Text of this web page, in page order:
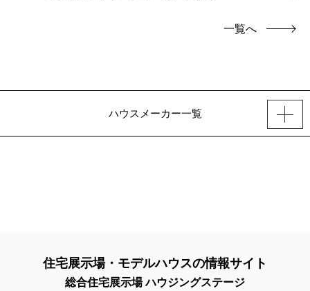
一覧へ
ハウスメーカー一覧
住宅展示場・モデルハウスの情報サイト
総合住宅展示場 ハウジングステージ